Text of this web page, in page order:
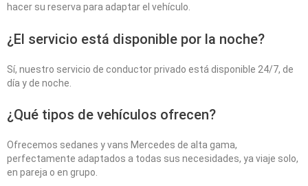
hacer su reserva para adaptar el vehículo.
¿El servicio está disponible por la noche?
Sí, nuestro servicio de conductor privado está disponible 24/7, de
día y de noche.
¿Qué tipos de vehículos ofrecen?
Ofrecemos sedanes y vans Mercedes de alta gama,
perfectamente adaptados a todas sus necesidades, ya viaje solo,
en pareja o en grupo.